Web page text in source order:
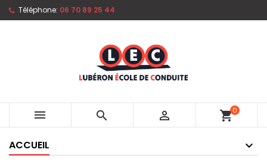
Téléphone: 06 70 89 25 44
   shopping_cart0
ACCUEIL